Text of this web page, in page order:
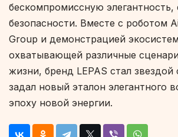
бескомпромиссную
безопасности. Вместе с роботом
Group и демонстрацией
охватывающей различные
жизни, бренд LEPAS стал
задал новый эталон элегантного
эпоху новой энергии.